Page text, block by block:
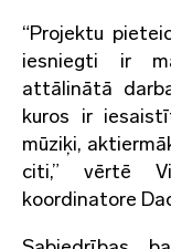
“Projektu
iesniegti ir
attālinātā
kuros ir
mūziķi,
citi,” vērtē
koordinatore